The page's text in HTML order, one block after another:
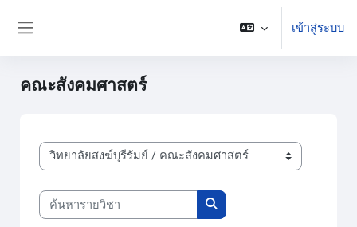
เข้าสู่ระบบ
คณะสังคมศาสตร์
ประเภทของรายวิชา
ค้นหารายวิชา
ค้นหารายวิชา